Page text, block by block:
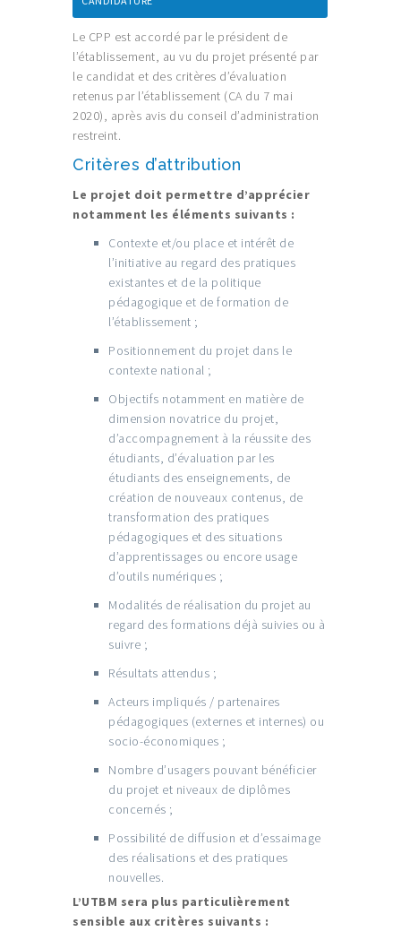
Le CPP est accordé par le président de
l’établissement, au vu du projet présenté par
le candidat et des critères d’évaluation
retenus par l’établissement (CA du 7 mai
2020), après avis du conseil d’administration
restreint.
Critères d’attribution
Le projet doit permettre d’apprécier
notamment les éléments suivants :
Contexte et/ou place et intérêt de
l’initiative au regard des pratiques
existantes et de la politique
pédagogique et de formation de
l’établissement ;
Positionnement du projet dans le
contexte national ;
Objectifs notamment en matière de
dimension novatrice du projet,
d’accompagnement à la réussite des
étudiants, d’évaluation par les
étudiants des enseignements, de
création de nouveaux contenus, de
transformation des pratiques
pédagogiques et des situations
d’apprentissages ou encore usage
d’outils numériques ;
Modalités de réalisation du projet au
regard des formations déjà suivies ou à
suivre ;
Résultats attendus ;
Acteurs impliqués / partenaires
pédagogiques (externes et internes) ou
socio-économiques ;
Nombre d’usagers pouvant bénéficier
du projet et niveaux de diplômes
concernés ;
Possibilité de diffusion et d’essaimage
des réalisations et des pratiques
nouvelles.
L’UTBM sera plus particulièrement
sensible aux critères suivants :